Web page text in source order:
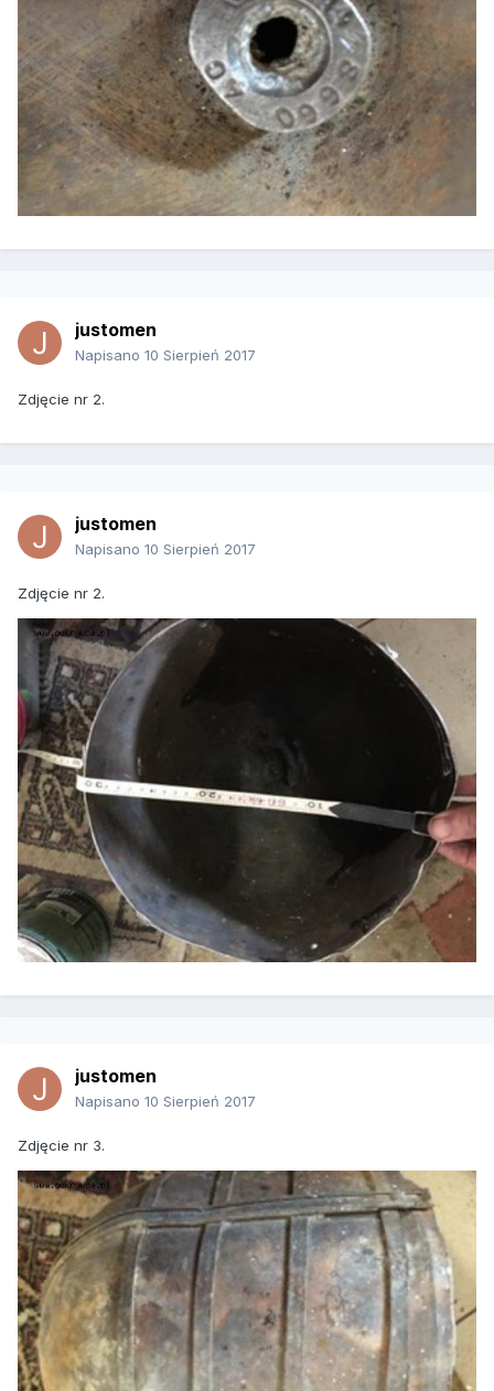
justomen
Napisano 10 Sierpień 2017
Zdjęcie nr 2.
justomen
Napisano 10 Sierpień 2017
Zdjęcie nr 2.
justomen
Napisano 10 Sierpień 2017
Zdjęcie nr 3.